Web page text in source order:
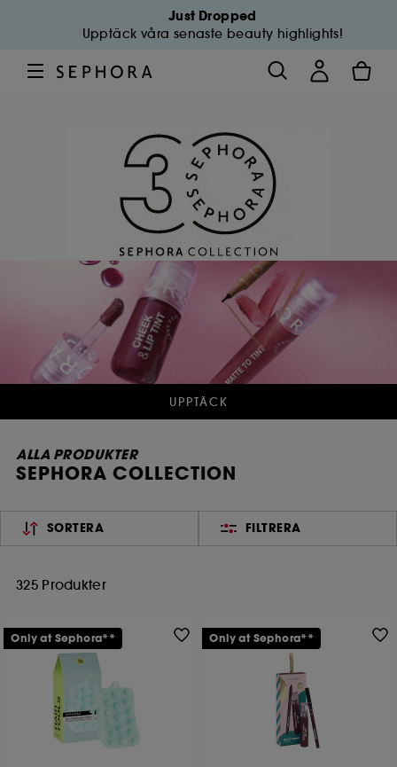
Just Dropped
Upptäck våra senaste beauty highlights!
UPPTÄCK
ALLA PRODUKTER
SEPHORA COLLECTION
SORTERA FILTRERA
325 Produkter
Only at Sephora** Only at Sephora**